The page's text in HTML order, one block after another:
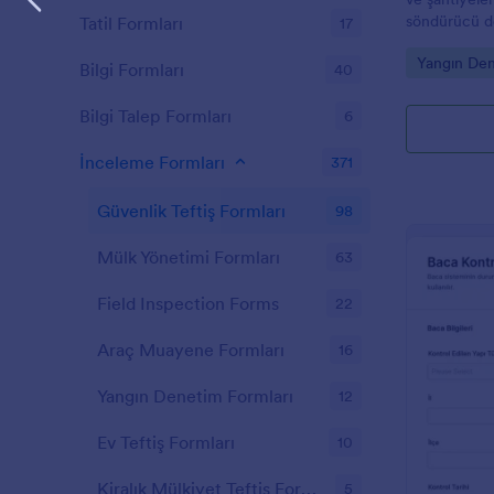
söndürücü
yanıtlarını
Go to
Yangın
Tatil Formları 17
Bilgi Formları 40
Bilgi Talep Formları 6
İnceleme Formları 371
Güvenlik Teftiş Formları 98
Mülk Yönetimi Formları 63
Field Inspection Forms 22
Araç Muayene Formları 16
Yangın Denetim Formları 12
Ev Teftiş Formları 10
Kiralık Mülkiyet Teftiş Formları 5